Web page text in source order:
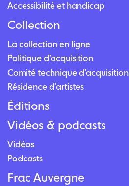
Accessibilité et handicap
Collection
La collection en ligne
Politique d’acquisition
Comité technique d’acquisition
Résidence d’artistes
Éditions
Vidéos & podcasts
Vidéos
Podcasts
Frac Auvergne